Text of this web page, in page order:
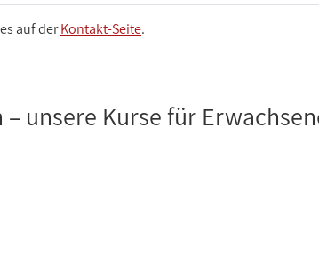
auf derKontakt-Seite.
unsere Kurse für